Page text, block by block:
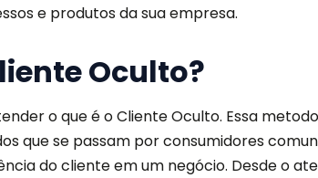
e produtos da sua empresa.
Oculto?
o que é o Cliente Oculto. Essa
que se passam por consumidores
do cliente em um negócio. Desde o